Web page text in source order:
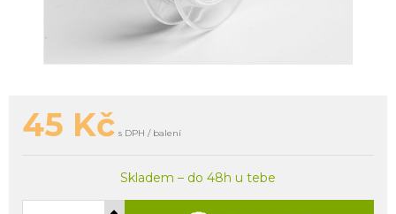
45 Kč s DPH / balení
Skladem – do 48h u tebe